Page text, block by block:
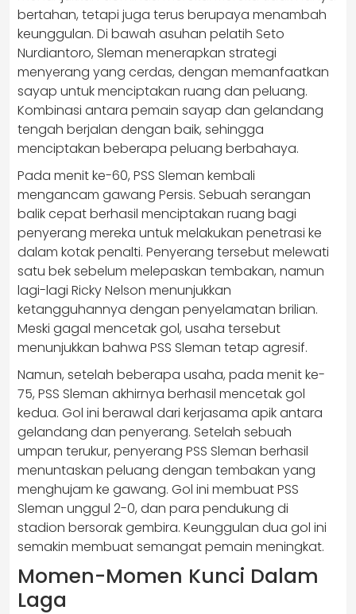
bertahan, tetapi juga terus berupaya menambah
keunggulan. Di bawah asuhan pelatih Seto
Nurdiantoro, Sleman menerapkan strategi
menyerang yang cerdas, dengan memanfaatkan
sayap untuk menciptakan ruang dan peluang.
Kombinasi antara pemain sayap dan gelandang
tengah berjalan dengan baik, sehingga
menciptakan beberapa peluang berbahaya.
Pada menit ke-60, PSS Sleman kembali
mengancam gawang Persis. Sebuah serangan
balik cepat berhasil menciptakan ruang bagi
penyerang mereka untuk melakukan penetrasi ke
dalam kotak penalti. Penyerang tersebut melewati
satu bek sebelum melepaskan tembakan, namun
lagi-lagi Ricky Nelson menunjukkan
ketangguhannya dengan penyelamatan brilian.
Meski gagal mencetak gol, usaha tersebut
menunjukkan bahwa PSS Sleman tetap agresif.
Namun, setelah beberapa usaha, pada menit ke-
75, PSS Sleman akhirnya berhasil mencetak gol
kedua. Gol ini berawal dari kerjasama apik antara
gelandang dan penyerang. Setelah sebuah
umpan terukur, penyerang PSS Sleman berhasil
menuntaskan peluang dengan tembakan yang
menghujam ke gawang. Gol ini membuat PSS
Sleman unggul 2-0, dan para pendukung di
stadion bersorak gembira. Keunggulan dua gol ini
semakin membuat semangat pemain meningkat.
Momen-Momen Kunci Dalam
Laga